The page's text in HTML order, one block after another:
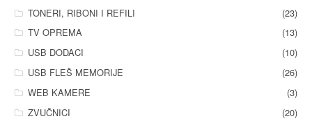
TONERI, RIBONI I REFILI
(23)
TV OPREMA
(13)
USB DODACI
(10)
USB FLEŠ MEMORIJE
(26)
WEB KAMERE
(3)
ZVUČNICI
(20)